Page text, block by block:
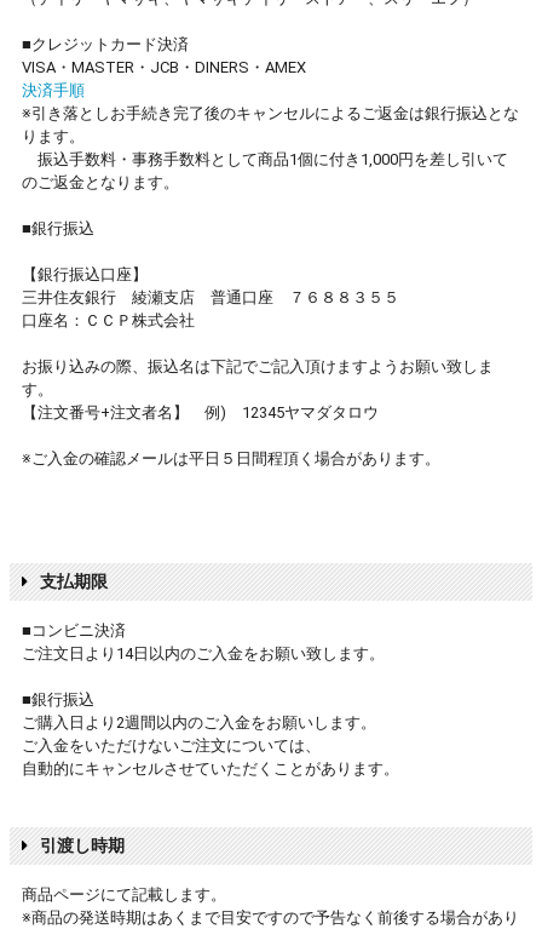
■クレジットカード決済
VISA・MASTER・JCB・DINERS・AMEX
決済手順
※引き落としお手続き完了後のキャンセルによるご返金は銀行振込とな
ります。
振込手数料・事務手数料として商品1個に付き1,000円を差し引いて
のご返金となります。
■銀行振込
【銀行振込口座】
三井住友銀行 綾瀬支店 普通口座 ７６８８３５５
口座名：ＣＣＰ株式会社
お振り込みの際、振込名は下記でご記入頂けますようお願い致しま
す。
【注文番号+注文者名】 例) 12345ヤマダタロウ
※ご入金の確認メールは平日５日間程頂く場合があります。
支払期限
■コンビニ決済
ご注文日より14日以内のご入金をお願い致します。
■銀行振込
ご購入日より2週間以内のご入金をお願いします。
ご入金をいただけないご注文については、
自動的にキャンセルさせていただくことがあります。
引渡し時期
商品ページにて記載します。
※商品の発送時期はあくまで目安ですので予告なく前後する場合があり